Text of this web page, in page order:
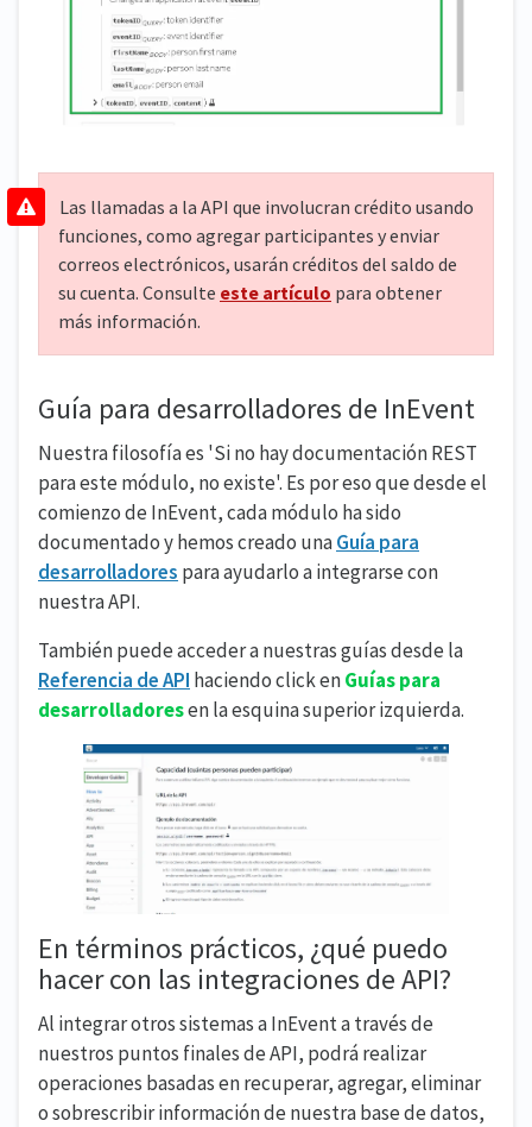
Las llamadas a la API que involucran crédito usando
funciones, como agregar participantes y enviar
correos electrónicos, usarán créditos del saldo de
su cuenta. Consulte este artículo para obtener
más información.
Guía para desarrolladores de InEvent
Nuestra filosofía es 'Si no hay documentación REST
para este módulo, no existe'. Es por eso que desde el
comienzo de InEvent, cada módulo ha sido
documentado y hemos creado unaGuía para
desarrolladores para ayudarlo a integrarse con
nuestra API.
También puede acceder a nuestras guías desde la
Referencia de API haciendo click enGuías para
desarrolladoresen la esquina superior izquierda.
En términos prácticos, ¿qué puedo
hacer con las integraciones de API?
Al integrar otros sistemas a InEvent a través de
nuestros puntos finales de API, podrá realizar
operaciones basadas en recuperar, agregar, eliminar
o sobrescribir información de nuestra base de datos,